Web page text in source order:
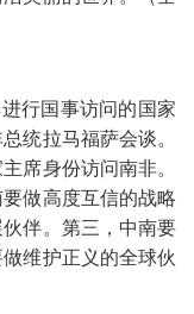
行国事访问的国家
统拉马福萨会谈。
席身份访问南非。
做高度互信的战略
伴。第三，中南要
维护正义的全球伙